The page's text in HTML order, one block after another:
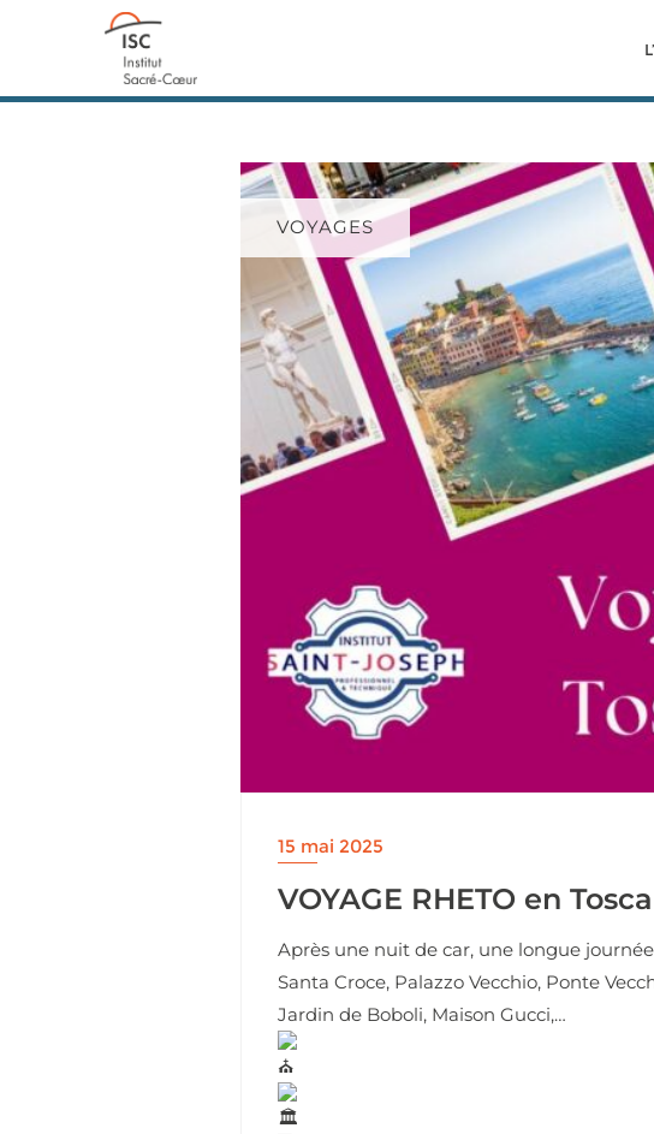
VOYAGES
15 mai 2025
VOYAGE RHETO en
Après une nuit de car, une longue
Santa Croce, Palazzo Vecchio, Ponte
Jardin de Boboli, Maison Gucci,…